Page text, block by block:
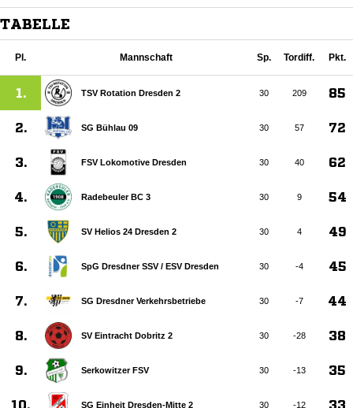
TABELLE
Pl. Mannschaft Sp. Tordiff. Pkt.
1. TSV Rotation Dresden 2 30 209 85
2. SG Bühlau 09 30 57 72
3. FSV Lokomotive Dresden 30 40 62
4. Radebeuler BC 3 30 9 54
5. SV Helios 24 Dresden 2 30 4 49
6. SpG Dresdner SSV /​ ESV Dresden 30 -4 45
7. SG Dresdner Verkehrsbetriebe 30 -7 44
8. SV Eintracht Dobritz 2 30 -28 38
9. Serkowitzer FSV 30 -13 35
10. SG Einheit Dresden-Mitte 2 30 -12 33